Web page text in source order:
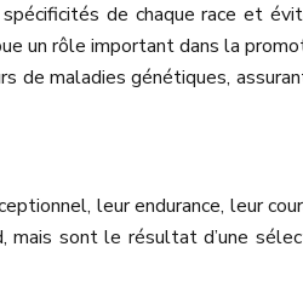
de chaque race et
un rôle important dans la
maladies génétiques,
leur endurance, leur
sont le résultat d’une